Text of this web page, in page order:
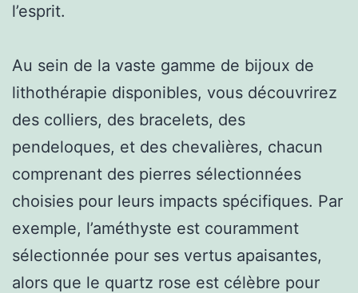
l’esprit.
Au sein de la vaste gamme de bijoux de
lithothérapie disponibles, vous découvrirez
des colliers, des bracelets, des
pendeloques, et des chevalières, chacun
comprenant des pierres sélectionnées
choisies pour leurs impacts spécifiques. Par
exemple, l’améthyste est couramment
sélectionnée pour ses vertus apaisantes,
alors que le quartz rose est célèbre pour